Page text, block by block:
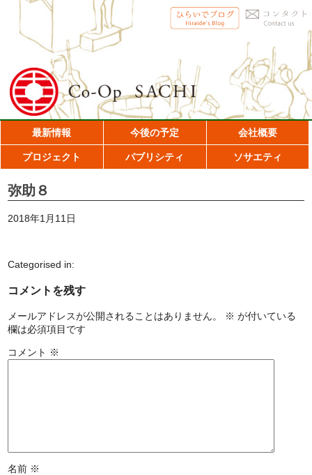
最新情報 今後の予定 会社概要
プロジェクト パブリシティ ソサエティ
弥助８
2018年1月11日
Categorised in:
コメントを残す
メールアドレスが公開されることはありません。 ※ が付いている
欄は必須項目です
コメント ※
名前 ※